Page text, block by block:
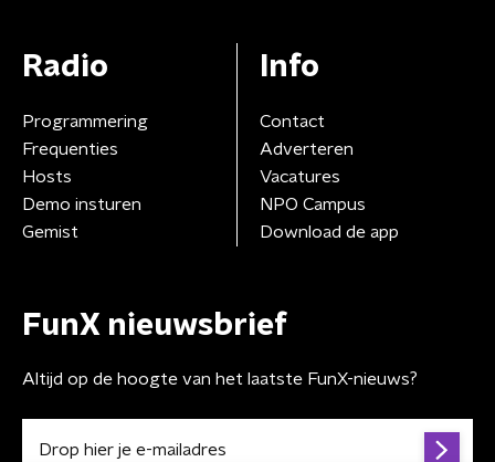
Radio
Programmering
Frequenties
Hosts
Demo insturen
Gemist
Info
Contact
Adverteren
Vacatures
NPO Campus
Download de app
FunX nieuwsbrief
Altijd op de hoogte van het laatste FunX-nieuws?